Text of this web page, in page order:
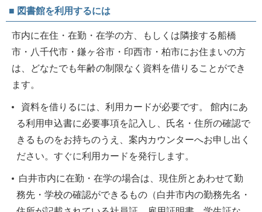
■ 図書館を利用するには
市内に在住・在勤・在学の方、もしくは隣接する船橋
市・八千代市・鎌ヶ谷市・印西市・柏市にお住まいの方
は、どなたでも年齢の制限なく資料を借りることができ
ます。
資料を借りるには、利用カードが必要です。 館内にあ
る利用申込書に必要事項を記入し、氏名・住所の確認で
きるものをお持ちのうえ、案内カウンターへお申し出く
ださい。すぐに利用カードを発行します。
白井市内に在勤・在学の場合は、現住所とあわせて勤
務先・学校の確認ができるもの（白井市内の勤務先名・